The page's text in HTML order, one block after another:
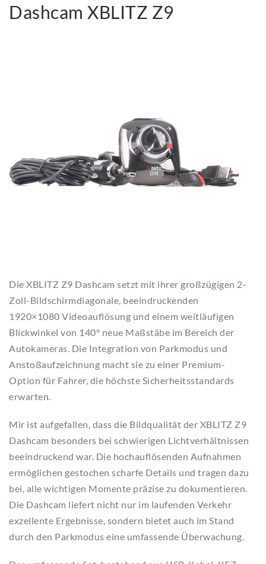
Dashcam XBLITZ Z9
Die XBLITZ Z9 Dashcam setzt mit ihrer großzügigen 2-
Zoll-Bildschirmdiagonale, beeindruckenden
1920×1080 Videoauflösung und einem weitläufigen
Blickwinkel von 140° neue Maßstäbe im Bereich der
Autokameras. Die Integration von Parkmodus und
Anstoßaufzeichnung macht sie zu einer Premium-
Option für Fahrer, die höchste Sicherheitsstandards
erwarten.
Mir ist aufgefallen, dass die Bildqualität der XBLITZ Z9
Dashcam besonders bei schwierigen Lichtverhältnissen
beeindruckend war. Die hochauflösenden Aufnahmen
ermöglichen gestochen scharfe Details und tragen dazu
bei, alle wichtigen Momente präzise zu dokumentieren.
Die Dashcam liefert nicht nur im laufenden Verkehr
exzellente Ergebnisse, sondern bietet auch im Stand
durch den Parkmodus eine umfassende Überwachung.